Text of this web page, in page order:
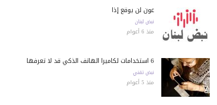
عون لن يوقع إذا
نبض لبنان
منذ 6 أعوام
6 استخدامات لكاميرا الهاتف الذكي قد لا تعرفها
نبض تقني
منذ 5 أعوام